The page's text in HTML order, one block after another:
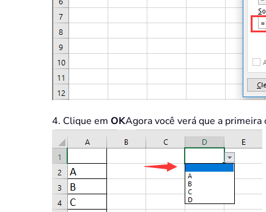
4. Clique em OKAgora você verá que a primeira